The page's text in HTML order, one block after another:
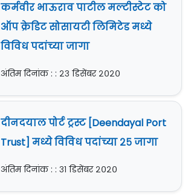
कर्मवीर भाऊराव पाटील मल्टीस्टेट को
ऑप क्रेडिट सोसायटी लिमिटेड मध्ये
विविध पदांच्या जागा
अंतिम दिनांक : : २३ डिसेंबर २०२०
दीनदयाल पोर्ट ट्रस्ट [Deendayal Port
Trust] मध्ये विविध पदांच्या २५ जागा
अंतिम दिनांक : : ३१ डिसेंबर २०२०